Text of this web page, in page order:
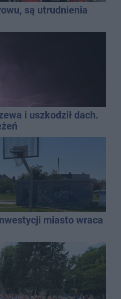
są utrudnienia
i uszkodził dach.
miasto wraca